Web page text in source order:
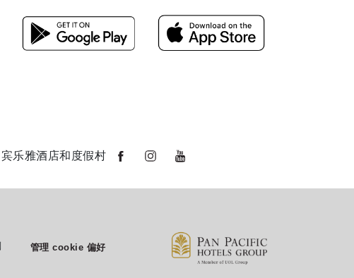
宾乐雅酒店和度假村
管理 cookie 偏好